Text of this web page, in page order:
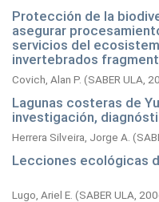
Protección de la
asegurar
servicios del
invertebrados
Covich, Alan P. (SABER ULA,
Lagunas costeras de
investigación,
Herrera Silveira, Jorge A. (
Lecciones ecológicas
Lugo, Ariel E. (SABER ULA,